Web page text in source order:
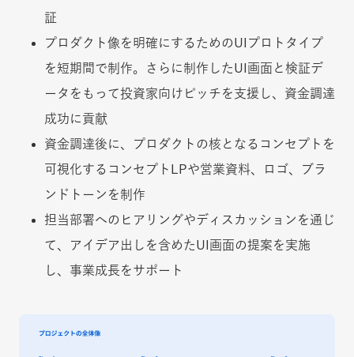
証
プロダクト像を明確にするためのUIプロトタイプ
を短期間で制作。さらに制作したUI画面と検証デ
ータをもって投資家向けピッチを支援し、資金調達
成功に貢献
資金調達後に、プロダクトの核となるコンセプトを
可視化するコンセプトLPや営業資料、ロゴ、ブラ
ンドトーンを制作
担当部署へのヒアリングやディスカッションを通じ
て、アイデア出しを含めたUI画面の提案を実施
し、事業成長をサポート